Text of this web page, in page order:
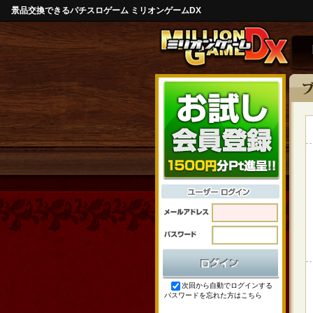
景品交換できるパチスロゲーム ミリオンゲームDX
次回から自動でログインする
パスワードを忘れた方はこちら